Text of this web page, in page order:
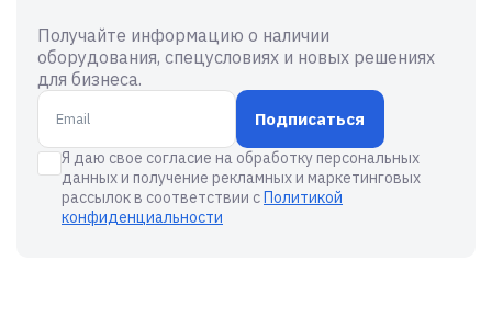
Получайте информацию о наличии
оборудования, спецусловиях и новых решениях
для бизнеса.
Подписаться
Я даю свое согласие на обработку персональных
данных и получение рекламных и маркетинговых
рассылок в соответствии сПолитикой
конфиденциальности